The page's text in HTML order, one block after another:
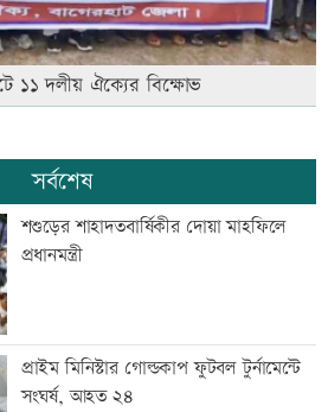
১১ দলীয় ঐক্যের বিক্ষোভ
সর্বশেষ
শশুড়ের শাহাদতবার্ষিকীর দোয়া মাহফিলে
প্রধানমন্ত্রী
প্রাইম মিনিস্টার গোল্ডকাপ ফুটবল টুর্নামেন্টে
সংঘর্ষ, আহত ২৪